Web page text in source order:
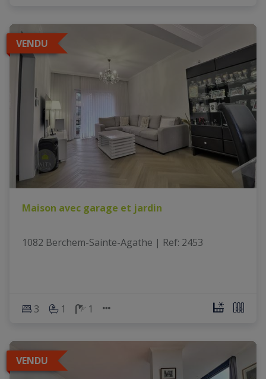
VENDU
Maison avec garage et jardin
1082 Berchem-Sainte-Agathe | Ref: 2453
3 1 1
VENDU